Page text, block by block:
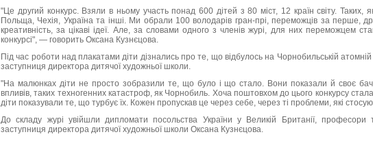
"Це другий конкурс. Взяли в ньому участь понад 600 дітей з 80 міст, 12 країн світу. Таких,
Польща, Чехія, Україна та інші. Ми обрали 100 володарів гран-прі, переможців за перше,
креативність, за цікаві ідеї. Але, за словами одного з членів журі, для них переможцем
конкурсі", — говорить Оксана Кузнєцова.
Під час роботи над плакатами діти дізнались про те, що відбулось на Чорнобильській атомній
заступниця директора дитячої художньої школи.
"На малюнках діти не просто зобразили те, що було і що стало. Вони показали й своє
впливів, таких техногенних катастроф, як Чорнобиль. Хоча поштовхом до цього конкурсу
діти показували те, що турбує їх. Кожен пропускав це через себе, через ті проблеми, які
До складу журі увійшли дипломати посольства України у Великій Британії, професори
заступниця директора дитячої художньої школи Оксана Кузнєцова.